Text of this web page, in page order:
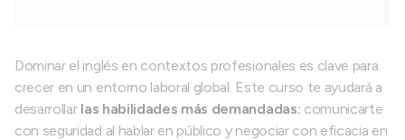
Dominar el inglés en contextos profesionales es clave para
crecer en un entorno laboral global. Este curso te ayudará a
desarrollar las habilidades más demandadas: comunicarte
con seguridad al hablar en público y negociar con eficacia en